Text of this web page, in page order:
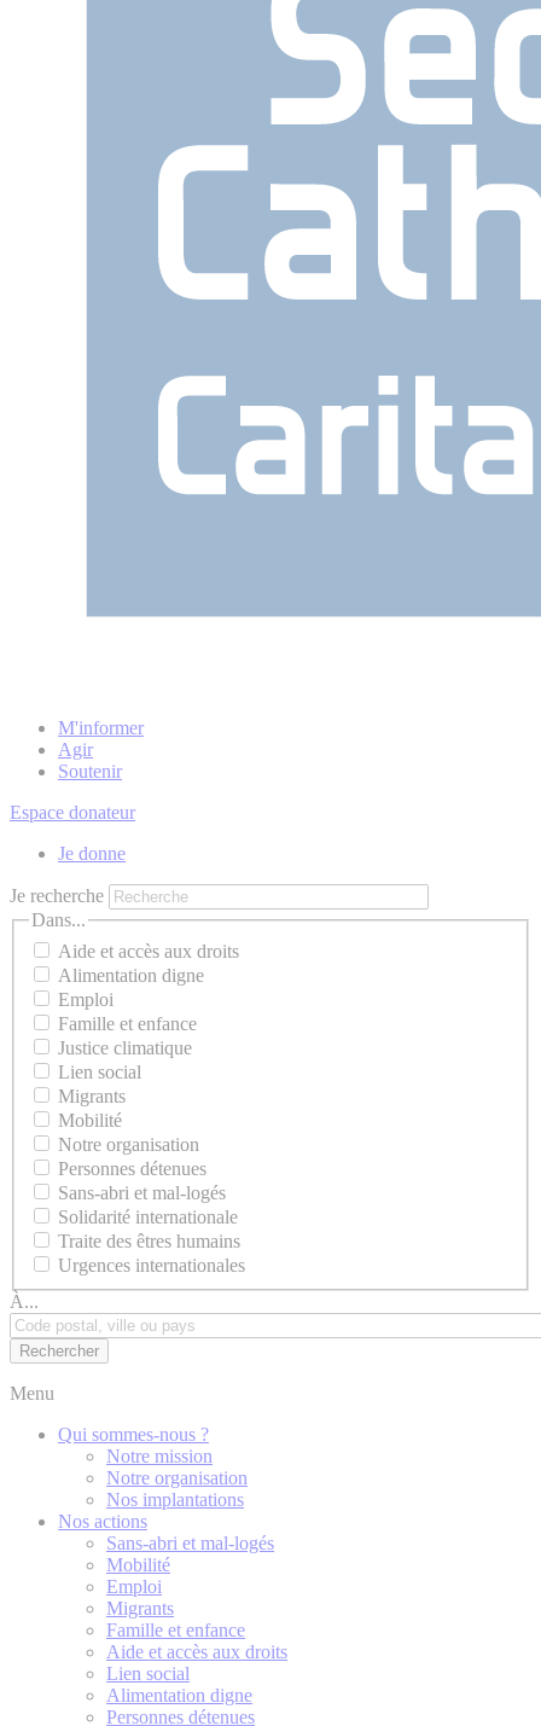
M'informer
Agir
Soutenir
Espace donateur
Je donne
Je recherche
Dans...
Aide et accès aux droits
Alimentation digne
Emploi
Famille et enfance
Justice climatique
Lien social
Migrants
Mobilité
Notre organisation
Personnes détenues
Sans-abri et mal-logés
Solidarité internationale
Traite des êtres humains
Urgences internationales
À...
Menu
Qui sommes-nous ?
Notre mission
Notre organisation
Nos implantations
Nos actions
Sans-abri et mal-logés
Mobilité
Emploi
Migrants
Famille et enfance
Aide et accès aux droits
Lien social
Alimentation digne
Personnes détenues